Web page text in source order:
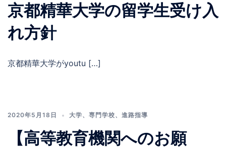
京都精華大学の留学生受け入
れ方針
京都精華大学がyoutu […]
2020年5月18日 大学、 専門学校、 進路指導
【高等教育機関へのお願